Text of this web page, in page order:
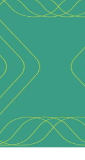
в
товара.